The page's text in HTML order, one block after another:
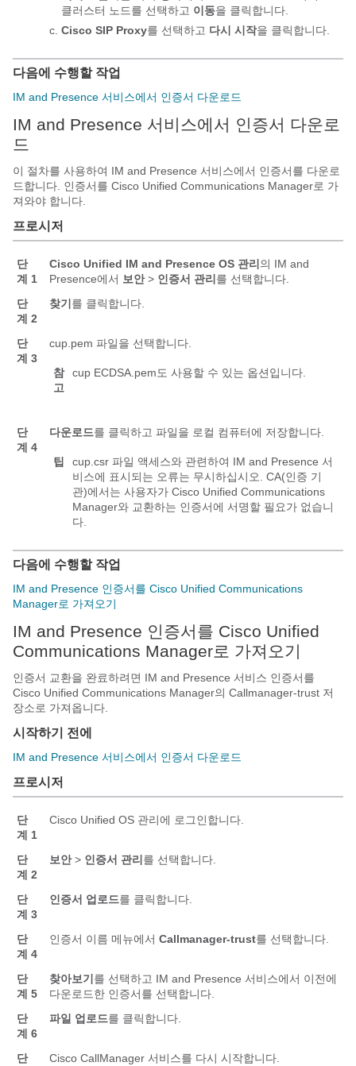
클러스터 노드를 선택하고 이동을 클릭합니다.
Cisco SIP Proxy를 선택하고 다시 시작을 클릭합니다.
다음에 수행할 작업
IM and Presence 서비스에서 인증서 다운로드
IM and Presence 서비스에서 인증서 다운로
드
이 절차를 사용하여 IM and Presence 서비스에서 인증서를 다운로
드합니다. 인증서를 Cisco Unified Communications Manager로 가
져와야 합니다.
프로시저
단
계 1
Cisco Unified IM and Presence OS 관리 의 IM and
Presence에서 보안> 인증서 관리 를 선택합니다.
단
계 2
찾기 를 클릭합니다.
단
계 3
cup.pem 파일을 선택합니다.
참
고
cup ECDSA.pem도 사용할 수 있는 옵션입니다.
단
계 4
다운로드를 클릭하고 파일을 로컬 컴퓨터에 저장합니다.
팁
cup.csr 파일 액세스와 관련하여 IM and Presence 서
비스에 표시되는 오류는 무시하십시오. CA(인증 기
관)에서는 사용자가 Cisco Unified Communications
Manager와 교환하는 인증서에 서명할 필요가 없습니
다.
다음에 수행할 작업
IM and Presence 인증서를 Cisco Unified Communications
Manager로 가져오기
IM and Presence 인증서를 Cisco Unified
Communications Manager로 가져오기
인증서 교환을 완료하려면 IM and Presence 서비스 인증서를
Cisco Unified Communications Manager의 Callmanager-trust 저
장소로 가져옵니다.
시작하기 전에
IM and Presence 서비스에서 인증서 다운로드
프로시저
단
계 1
Cisco Unified OS 관리에 로그인합니다.
단
계 2
보안> 인증서 관리 를 선택합니다.
단
계 3
인증서 업로드를 클릭합니다.
단
계 4
인증서 이름 메뉴에서 Callmanager-trust를 선택합니다.
단
계 5
찾아보기 를 선택하고 IM and Presence 서비스에서 이전에
다운로드한 인증서를 선택합니다.
단
계 6
파일 업로드를 클릭합니다.
단
Cisco CallManager 서비스를 다시 시작합니다.